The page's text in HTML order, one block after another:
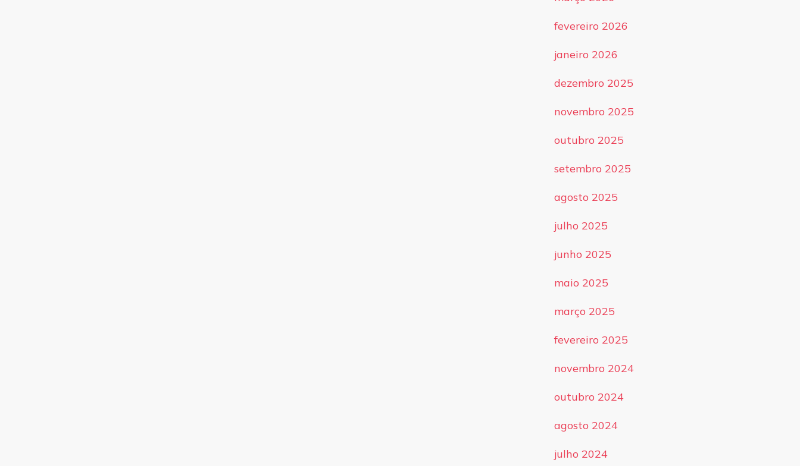
fevereiro 2026
janeiro 2026
dezembro 2025
novembro 2025
outubro 2025
setembro 2025
agosto 2025
julho 2025
junho 2025
maio 2025
março 2025
fevereiro 2025
novembro 2024
outubro 2024
agosto 2024
julho 2024